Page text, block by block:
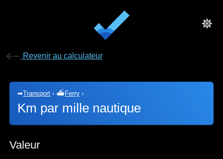
Revenir au calculateur
➡Transport ›⛴ Ferry ›
Km par mille nautique
Valeur